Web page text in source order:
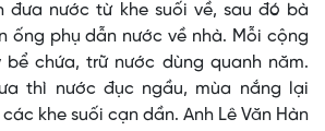
đưa nước từ khe suối về, sau đó bà
ống phụ dẫn nước về nhà. Mỗi cộng
chứa, trữ nước dùng quanh năm.
thì nước đục ngầu, mùa nắng lại
khe suối cạn dần. Anh Lê Văn Hàn